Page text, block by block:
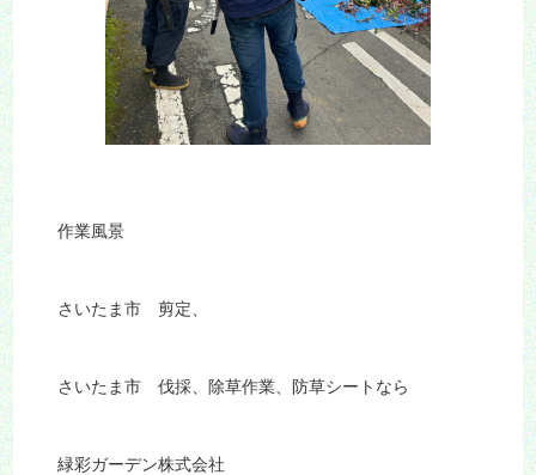
作業風景
さいたま市 剪定、
さいたま市 伐採、除草作業、防草シートなら
緑彩ガーデン株式会社